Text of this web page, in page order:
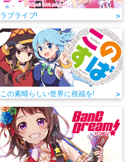
ラブライブ! >
この素晴らしい世界に祝福を! >